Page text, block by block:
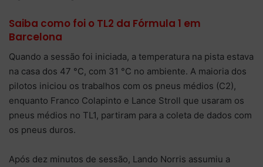
Saiba como foi o TL2 da Fórmula 1 em
Barcelona
Quando a sessão foi iniciada, a temperatura na pista estava
na casa dos 47 °C, com 31 °C no ambiente. A maioria dos
pilotos iniciou os trabalhos com os pneus médios (C2),
enquanto Franco Colapinto e Lance Stroll que usaram os
pneus médios no TL1, partiram para a coleta de dados com
os pneus duros.
Após dez minutos de sessão, Lando Norris assumiu a